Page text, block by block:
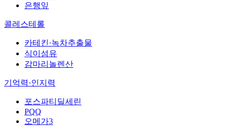
은행잎
콜레스테롤
카테킨·녹차추출물
식이섬유
감마리놀렌산
기억력·인지력
포스파티딜세린
PQQ
오메가3